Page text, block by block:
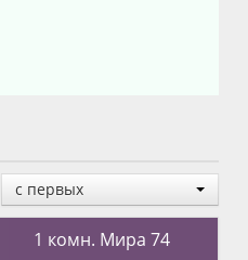
с первых
1 комн. Мира 74